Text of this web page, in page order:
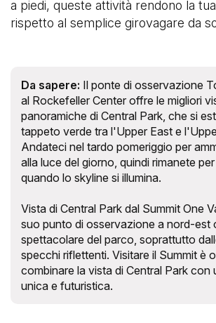
a piedi, queste attività rendono la
rispetto al semplice girovagare da
Da sapere: Il ponte di osservazione
al Rockefeller Center offre le migliori
panoramiche di Central Park, che si
tappeto verde tra l'Upper East e
Andateci nel tardo pomeriggio per
alla luce del giorno, quindi rimanete
quando lo skyline si illumina.
Vista di Central Park dal Summit One
suo punto di osservazione a nord-est
spettacolare del parco, soprattutto
specchi riflettenti. Visitare il Summit è
combinare la vista di Central Park con
unica e futuristica.